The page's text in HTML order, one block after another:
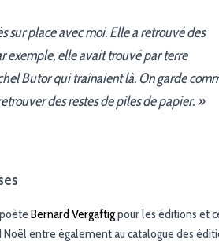
sur place avec moi. Elle a retrouvé des
exemple, elle avait trouvé par terre
Butor qui traînaient là. On garde
des restes de piles de papier. »
Bernard Vergaftigpour les éditions et
entre également au catalogue des